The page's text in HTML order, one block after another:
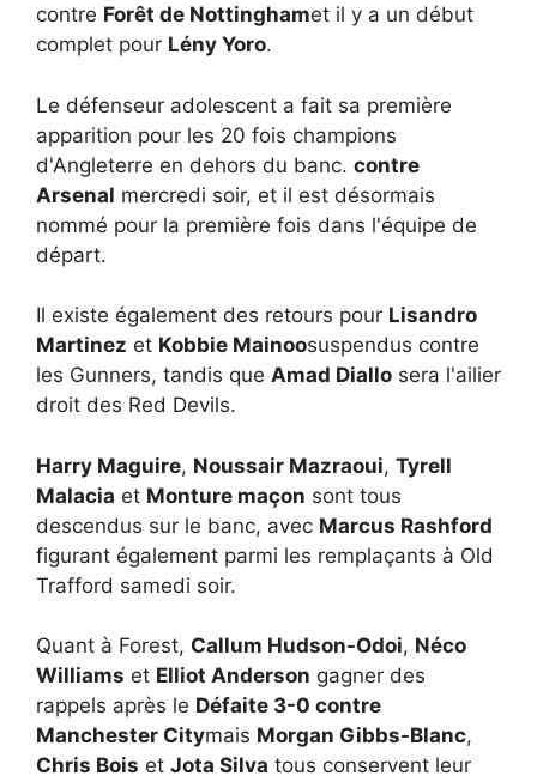
contre Forêt de Nottinghamet il y a un début
complet pour Lény Yoro.
Le défenseur adolescent a fait sa première
apparition pour les 20 fois champions
d'Angleterre en dehors du banc. contre
Arsenal mercredi soir, et il est désormais
nommé pour la première fois dans l'équipe de
départ.
Il existe également des retours pour Lisandro
Martinez et Kobbie Mainoosuspendus contre
les Gunners, tandis que Amad Diallo sera l'ailier
droit des Red Devils.
Harry Maguire, Noussair Mazraoui, Tyrell
Malacia et Monture maçon sont tous
descendus sur le banc, avec Marcus Rashford
figurant également parmi les remplaçants à Old
Trafford samedi soir.
Quant à Forest, Callum Hudson-Odoi, Néco
Williams et Elliot Anderson gagner des
rappels après le Défaite 3-0 contre
Manchester Citymais Morgan Gibbs-Blanc,
Chris Bois et Jota Silva tous conservent leur